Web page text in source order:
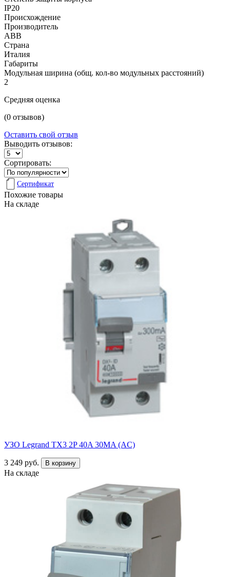
IP20
Происхождение
Производитель
ABB
Страна
Италия
Габариты
Модульная ширина (общ. кол-во модульных расстояний)
2
Средняя оценка
(0 отзывов)
Оставить свой отзыв
Выводить отзывов:
Сортировать:
Сертификат
Похожие товары
На складе
УЗО Legrand TX3 2P 40A 30MA (AC)
3 249 руб. В корзину
На складе